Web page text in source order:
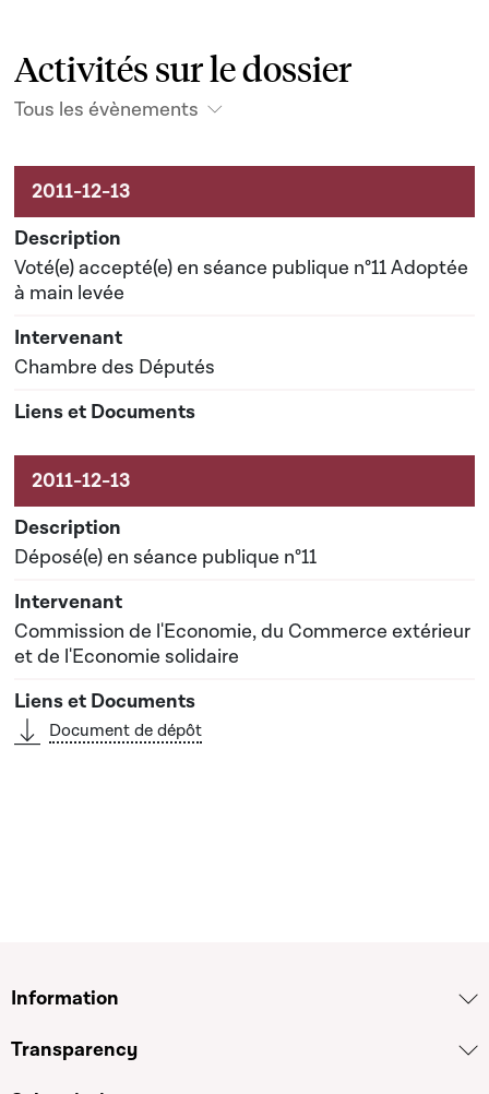
Activités sur le dossier
Tous les évènements
Activités sur le dossier
Voté(e) accepté(e) en séance publique n°11 Adoptée
à main levée
Chambre des Députés
Déposé(e) en séance publique n°11
Commission de l'Economie, du Commerce extérieur
et de l'Economie solidaire
Document de dépôt
Information
Transparency